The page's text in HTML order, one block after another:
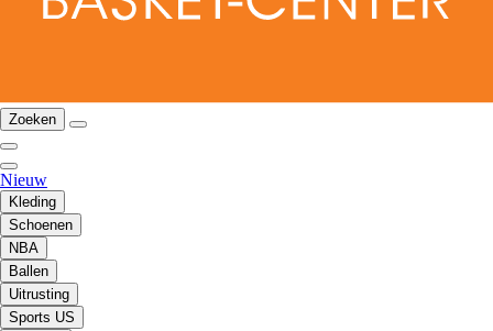
Zoeken
Nieuw
Kleding
Schoenen
NBA
Ballen
Uitrusting
Sports US